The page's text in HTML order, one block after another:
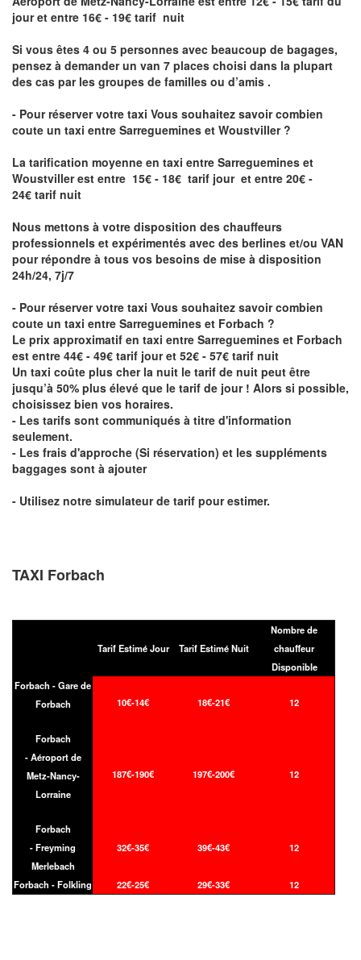
jour et entre 16€ - 19€ tarif nuit
Si vous êtes 4 ou 5 personnes avec beaucoup de bagages,
pensez à demander un van 7 places choisi dans la plupart
des cas par les groupes de familles ou d’amis .
- Pour réserver votre taxi Vous souhaitez savoircombien
coute un taxi entre Sarreguemines et Woustviller ?
La tarification moyenne en taxi entre Sarreguemines et
Woustviller est entre 15€ - 18€ tarif jour et entre 20€ -
24€ tarif nuit
Nous mettons à votre disposition des chauffeurs
professionnels et expérimentés avec des berlines et/ou VAN
pour répondre à tous vos besoins de mise à disposition
24h/24, 7j/7
- Pour réserver votre taxi Vous souhaitez savoircombien
coute un taxi entre Sarreguemines et Forbach ?
Le prix approximatif en taxi entre Sarreguemines et Forbach
est entre 44€ - 49€ tarif jour et 52€ - 57€ tarif nuit
Un taxi coûte plus cher la nuit le tarif de nuit peut être
jusqu’à 50% plus élevé que le tarif de jour ! Alors si possible,
choisissez bien vos horaires.
- Les tarifs sont communiqués à titre d'information
seulement.
- Les frais d'approche (Si réservation) et les suppléments
baggages sont à ajouter
- Utilisez notre simulateur de tarif pour estimer.
TAXI Forbach
Tarif Estimé Jour Tarif Estimé Nuit
Nombre de
chauffeur
Disponible
Forbach - Gare de
Forbach
10€-14€ 18€-21€ 12
Forbach
- Aéroport de
Metz-Nancy-
Lorraine
187€-190€ 197€-200€ 12
Forbach
- Freyming
Merlebach
32€-35€ 39€-43€ 12
Forbach - Folkling 22€-25€ 29€-33€ 12